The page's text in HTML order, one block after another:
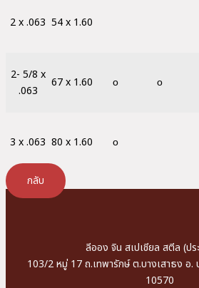
2 x .063 54 x 1.60
2- 5/8 x
.063
67 x 1.60 ο ο
3 x .063 80 x 1.60 ο
กลับ
ลีออง จิน สเปเชียล สตีล (ปร
103/2 หมู่ 17 ถ.เทพารักษ์ ต.บางเสาธง อ.
10570